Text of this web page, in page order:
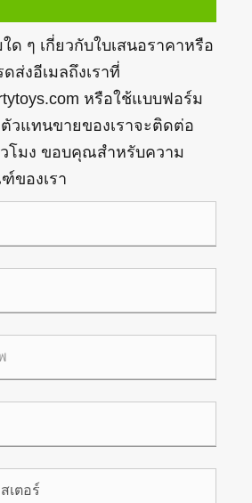
ๆ เกี่ยวกับใบเสนอราคาหรือ
ส่งอีเมลถึงเราที่
หรือใช้แบบฟอร์ม
วแทนขายของเราจะติดต่อ
โมง ขอบคุณสำหรับความ
ของเรา